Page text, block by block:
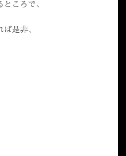
ころで、
ば是非、